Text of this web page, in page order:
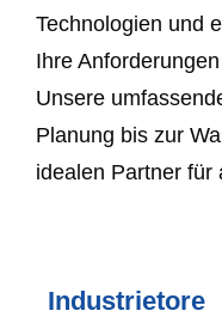
Technologien und
Ihre
Unsere
Planung bis zur
idealen Partner für
Industrietore